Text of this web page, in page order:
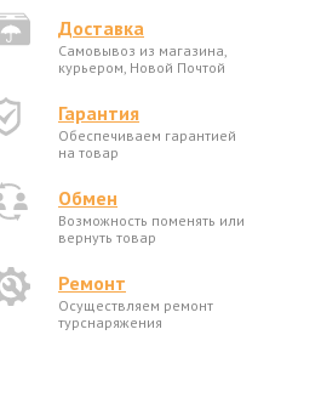
Доставка
Самовывоз из магазина,
курьером, Новой Почтой
Гарантия
Обеспечиваем гарантией
на товар
Обмен
Возможность поменять или
вернуть товар
Ремонт
Осуществляем ремонт
турснаряжения